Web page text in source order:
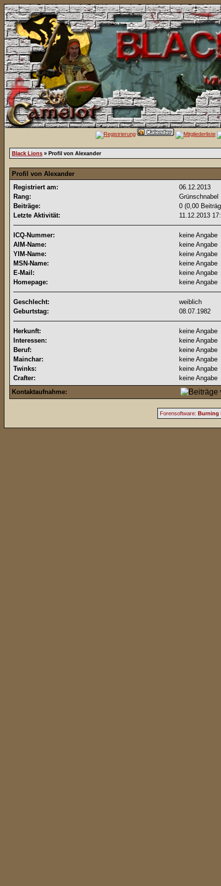
Black Lions » Profil von Alexander
Profil von Alexander
Registriert am:
06.12.2013
Rang:
Grünschnabel
Beiträge:
0 (0,00
Letzte Aktivität:
11.12.2013
ICQ-Nummer:
keine Angabe
AIM-Name:
keine Angabe
YIM-Name:
keine Angabe
MSN-Name:
keine Angabe
E-Mail:
keine Angabe
Homepage:
keine Angabe
Geschlecht:
weiblich
Geburtstag:
08.07.1982
Herkunft:
keine Angabe
Interessen:
keine Angabe
Beruf:
keine Angabe
Mainchar:
keine Angabe
Twinks:
keine Angabe
Crafter:
keine Angabe
Kontaktaufnahme:
Forensoftware: Burning